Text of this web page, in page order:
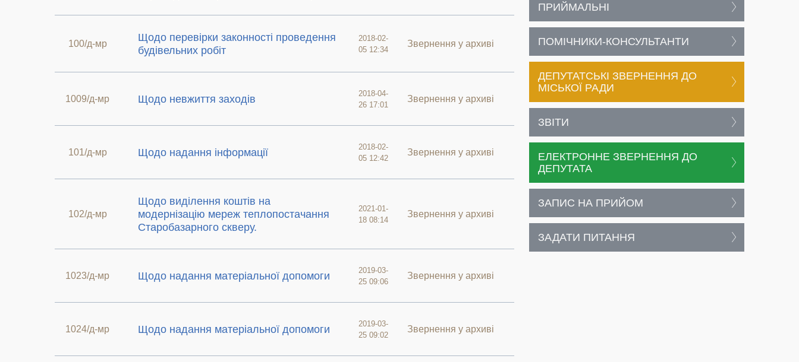
100/д-мр
Щодо перевірки законності проведення
будівельних робіт
2018-02-
05 12:34
Звернення у архиві
1009/д-мр Щодо невжиття заходів
2018-04-
26 17:01
Звернення у архиві
101/д-мр Щодо надання інформації
2018-02-
05 12:42
Звернення у архиві
102/д-мр
Щодо виділення коштів на
модернізацію мереж теплопостачання
Старобазарного скверу.
2021-01-
18 08:14
Звернення у архиві
1023/д-мр Щодо надання матеріальної допомоги
2019-03-
25 09:06
Звернення у архиві
1024/д-мр Щодо надання матеріальної допомоги
2019-03-
25 09:02
Звернення у архиві
ПРИЙМАЛЬНІ
ПОМІЧНИКИ-КОНСУЛЬТАНТИ
ДЕПУТАТСЬКІ ЗВЕРНЕННЯ ДО
МІСЬКОЇ РАДИ
ЗВІТИ
ЕЛЕКТРОННЕ ЗВЕРНЕННЯ ДО
ДЕПУТАТА
ЗАПИС НА ПРИЙОМ
ЗАДАТИ ПИТАННЯ